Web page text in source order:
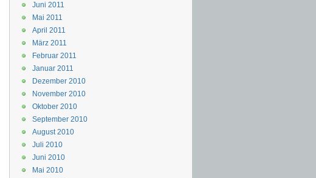
Juni 2011
Mai 2011
April 2011
März 2011
Februar 2011
Januar 2011
Dezember 2010
November 2010
Oktober 2010
September 2010
August 2010
Juli 2010
Juni 2010
Mai 2010